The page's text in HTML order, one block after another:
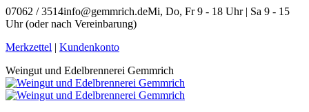
Zum
Inhalt
07062 / 3514info@gemmrich.deMi, Do, Fr 9 - 18 Uhr | Sa 9 - 15
Uhr (oder nach Vereinbarung)
Facebook
opens
in
new
Instagram
opens
in
new
Merkzettel | Kundenkonto
Weingut und Edelbrennerei Gemmrich